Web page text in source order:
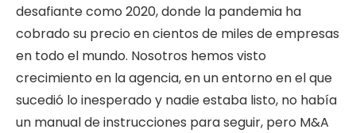
desafiante como 2020, donde la pandemia ha
cobrado su precio en cientos de miles de empresas
en todo el mundo. Nosotros hemos visto
crecimiento en la agencia, en un entorno en el que
sucedió lo inesperado y nadie estaba listo, no había
un manual de instrucciones para seguir, pero M&A